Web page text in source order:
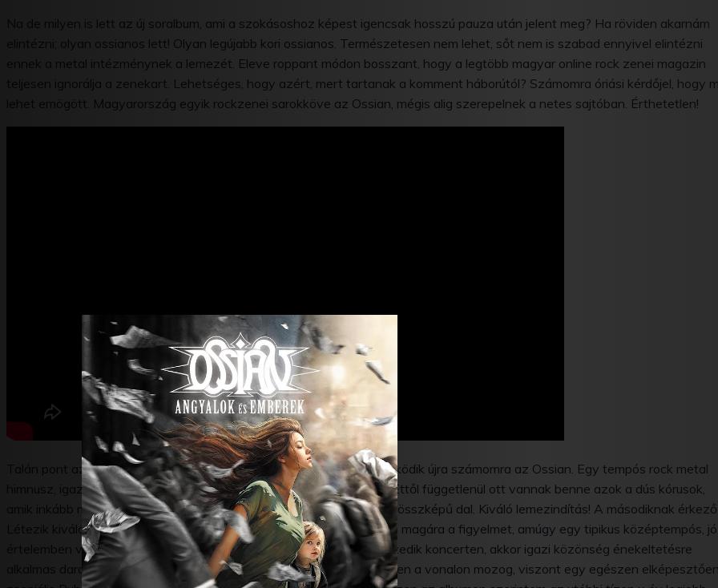
Na de milyen is lett az új soralbum, ami a szokásoshoz képest igencsak hosszú pauza után jelent meg? Ha röviden akarnám
elintézni; olyan ossianos lett! Olyan legújabb kori ossianos. Természetesen nem lehet, sőt nem is szabad ennyivel elintézni
ennek a metal intézménynek a lemezét. Eleve roppant módon bosszant, hogy a legtöbb magyar online rock zenei magazin
teljesen ignorálja a zenekart. Lehetséges, hogy azért, mert tartanak a komment háborútól? Számomra óriási kérdőjel, hogy
lehet emögött. Magyarország egyik rockzenei sarokköve az Ossian, mégis alig szerepelnek a netes sajtóban. Érthetetlen!
Talán pont az első dal az, ami legjobban bemutatja, hogy miért is működik újra számomra az Ossian. Egy tempós rock metal
himnusz, igazi riffelős, pörgős dal a legszebb hagyományok szerint. Ettől függetlenül ott vannak benne azok a dús kórusok,
amik inkább már a mostani Ossian sajátjai, de határozottan régi sulis összképű dal. Kiváló lemezindítás! A másodiknak érkező
Létezik kiváló vonósokkal megtámogatott hangszerelésével hívja fel magára a figyelmet, amúgy egy tipikus középtempós, jó
értelemben vett sláger. Egészen biztos vagyok benne, hogyha előszedik koncerten, akkor igazi közönség énekeltetésre
alkalmas darab lesz. A következő Soha nem késő című alkotás is ezen a vonalon mozog, viszont egy egészen